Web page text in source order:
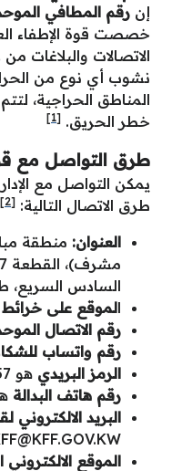
إن رقم المطافي
خصصت قوة الإطفاء
الاتصالات والبلاغات
نشوب أي نوع من
المناطق الحراجية،
خطر الحريق. [1]
طرق التواصل مع
يمكن التواصل مع
طرق الاتصال التالية: [2]
العنوان: منطقة
السادس السريع،
الموقع على
رقم الاتصال
رقم واتساب
الرمز البريدي هو 40257.
رقم هاتف البدالة هو
البريد الالكتروني
الموقع